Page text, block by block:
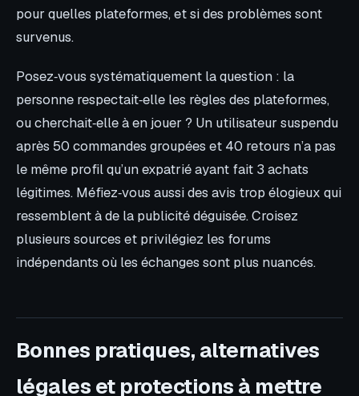
pour quelles plateformes, et si des problèmes sont
survenus.
Posez‑vous systématiquement la question : la
personne respectait‑elle les règles des plateformes,
ou cherchait‑elle à en jouer ? Un utilisateur suspendu
après 50 commandes groupées et 40 retours n’a pas
le même profil qu’un expatrié ayant fait 3 achats
légitimes. Méfiez‑vous aussi des avis trop élogieux qui
ressemblent à de la publicité déguisée. Croisez
plusieurs sources et privilégiez les forums
indépendants où les échanges sont plus nuancés.
Bonnes pratiques, alternatives
légales et protections à mettre